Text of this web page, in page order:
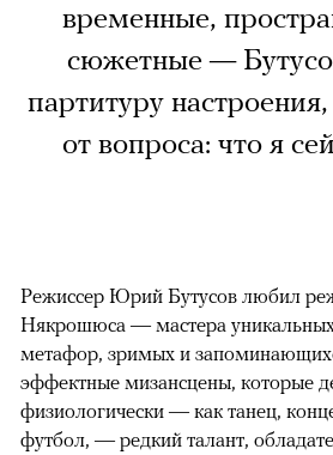
временные,
сюжетные —
партитуру
от вопроса: что я
Режиссер Юрий Бутусов любил
Някрошюса — мастера уникальных
метафор, зримых и
эффектные мизансцены, которые
физиологически — как танец,
футбол, — редкий талант,